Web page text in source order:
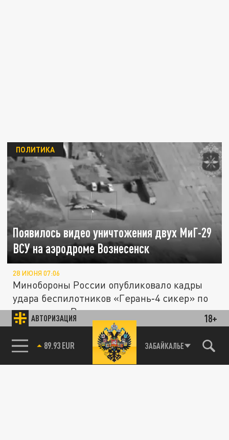
АВТОРИЗАЦИЯ 18+
85.64 BRENT ЗАБАЙКАЛЬЕ
Появилось видео уничтожения двух МиГ-29
ВСУ на аэродроме Вознесенск
ПОЛИТИКА
28 ИЮНЯ 07:06
Минобороны России опубликовало кадры
удара беспилотников «Герань‑4 сикер» по
аэродрому в Вознесенске в...
Минобороны России показало кадры
поражения предприятия в Харькове
СВО